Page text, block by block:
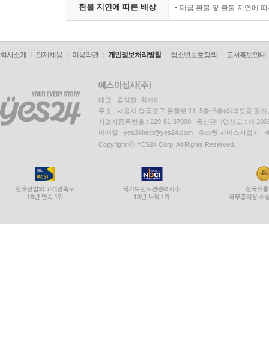
환불 지연에 따른 배상 대금 환불 및 환불 지연에
회사소개 인재채용 이용약관 개인정보처리방침 청소년보호정책 도서홍보안내
대표 : 김석환, 최세라
주소 : 서울시 영등포구 은행로 11, 5층~6층(여의도동,일신
사업자등록번호 : 229-81-37000 통신판매업신고 : 제
이메일 : yes24help@yes24.com 호스팅 서비스사업자 :
Copyright ⓒ YES24 Corp. All Rights Reserved.